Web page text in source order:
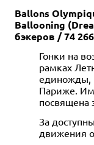
Ballons
Ballooning
бэкеров / 74
Гонки на
рамках
единожды,
Париже.
посвящена
За
движения